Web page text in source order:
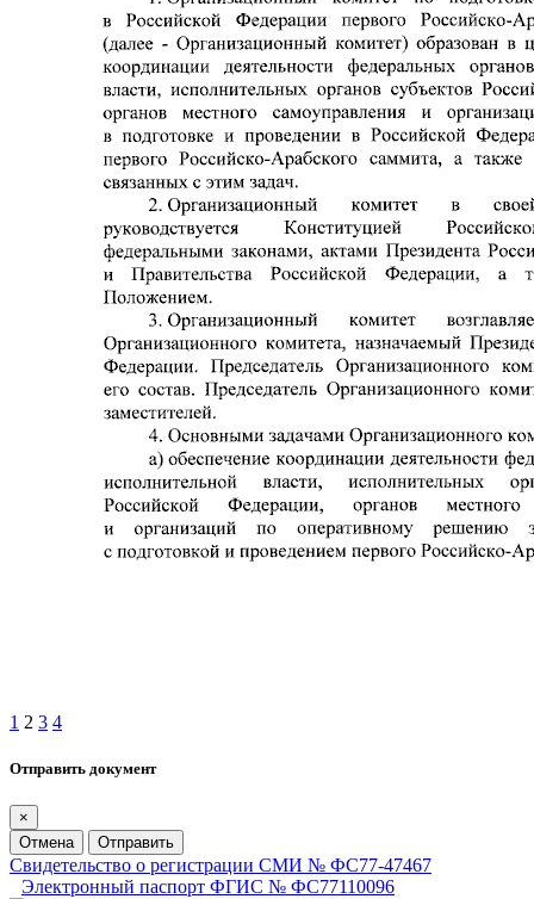
1 2 3 4
Отправить документ
×
Отмена
Отправить
Свидетельство о регистрации СМИ № ФС77-47467
Электронный паспорт ФГИС № ФС77110096